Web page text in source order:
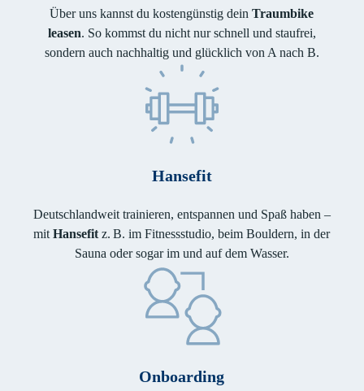
Über uns kannst du kostengünstig deinTraumbike
leasen. So kommst du nicht nur schnell und staufrei,
sondern auch nachhaltig und glücklich von A nach B.
Hansefit
Deutschlandweit trainieren, entspannen und Spaß haben –
mitHansefitz. B. im Fitnessstudio, beim Bouldern, in der
Sauna oder sogar im und auf dem Wasser.
Onboarding